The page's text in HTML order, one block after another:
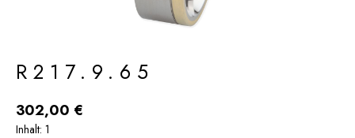
R217.9.65
Regulärer Preis:
302,00 €
Inhalt: 1